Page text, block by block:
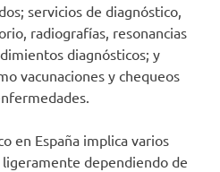
servicios de diagnóstico,
radiografías, resonancias
diagnósticos; y
vacunaciones y chequeos
en España implica varios
dependiendo de